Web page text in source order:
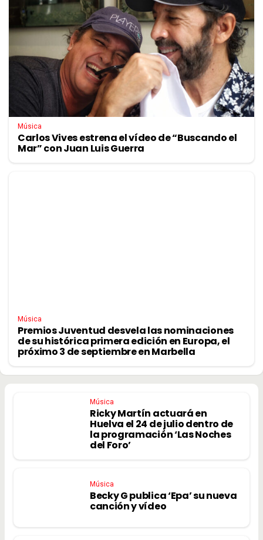
Música
Carlos Vives estrena el vídeo de “Buscando el
Mar” con Juan Luis Guerra
Música
Premios Juventud desvela las nominaciones
de su histórica primera edición en Europa, el
próximo 3 de septiembre en Marbella
Música
Ricky Martín actuará en
Huelva el 24 de julio dentro de
la programación ‘Las Noches
del Foro’
Música
Becky G publica ‘Epa’ su nueva
canción y vídeo